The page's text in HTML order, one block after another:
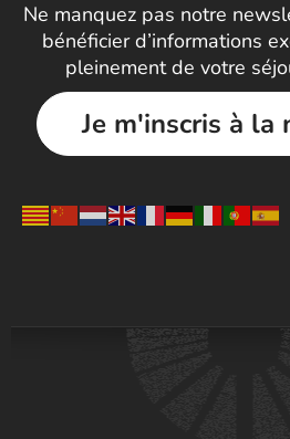
Ne manquez pas notre
bénéficier d’informations
pleinement de votre
Je m'inscris à la